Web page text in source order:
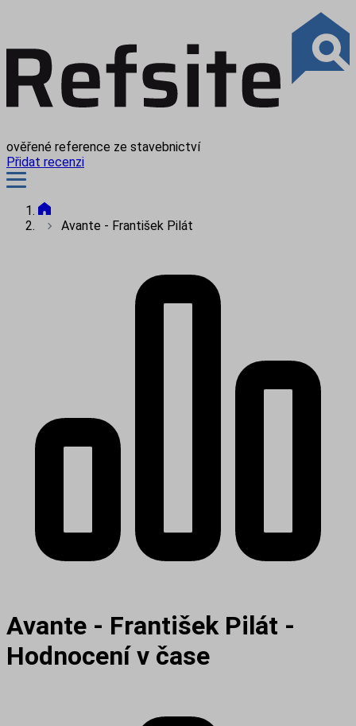
ověřené reference ze stavebnictví
Přidat recenzi
Avante - František Pilát
Avante - František Pilát -
Hodnocení v čase